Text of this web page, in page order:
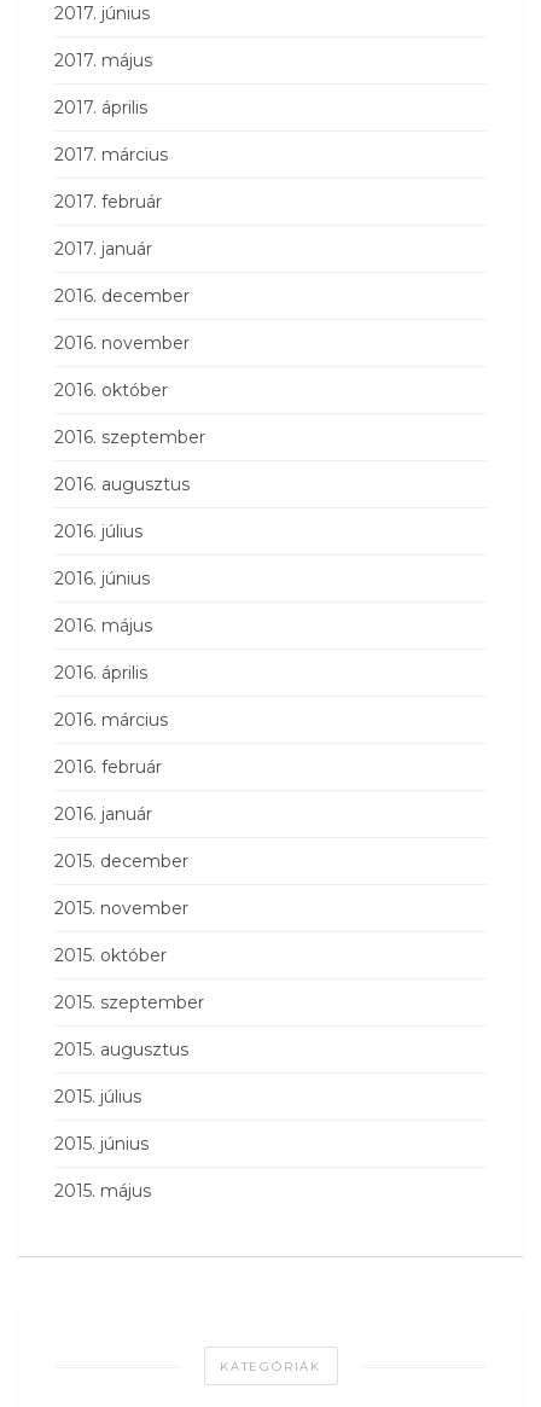
2017. június
2017. május
2017. április
2017. március
2017. február
2017. január
2016. december
2016. november
2016. október
2016. szeptember
2016. augusztus
2016. július
2016. június
2016. május
2016. április
2016. március
2016. február
2016. január
2015. december
2015. november
2015. október
2015. szeptember
2015. augusztus
2015. július
2015. június
2015. május
KATEGÓRIÁK